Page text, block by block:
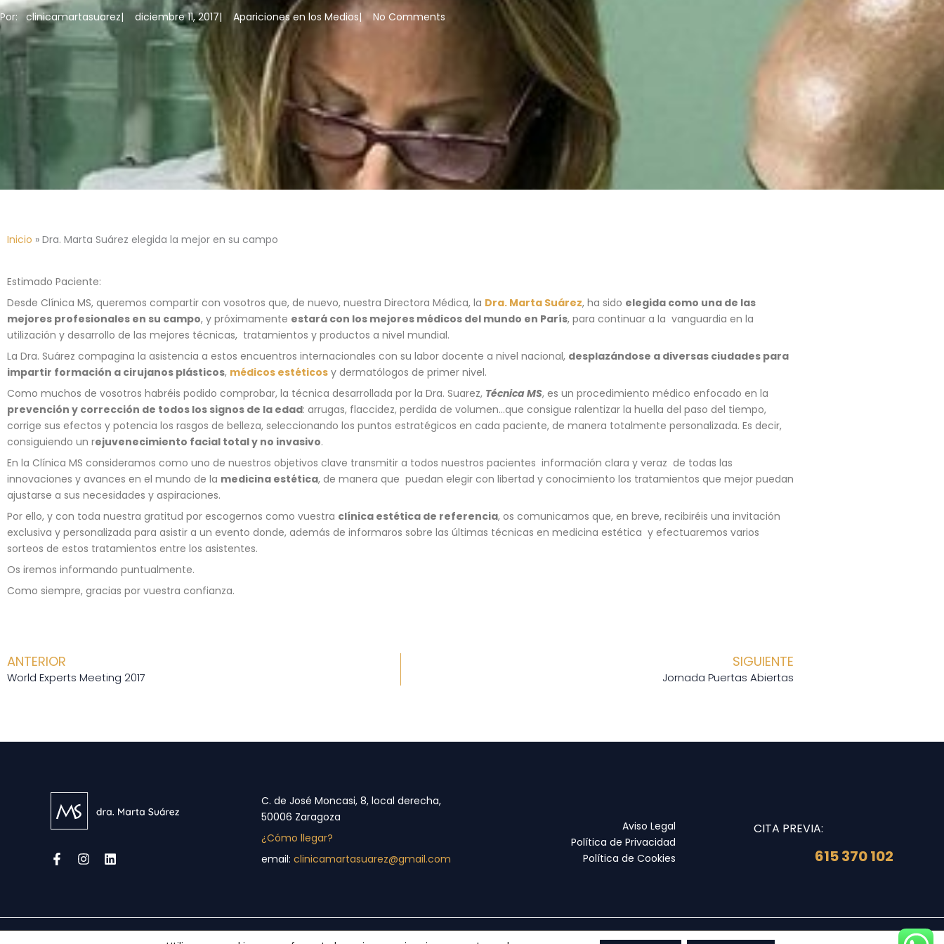
Por: clinicamartasuarez| diciembre 11, 2017| Apariciones en los Medios| No Comments
Inicio » Dra. Marta Suárez elegida la mejor en su campo
Estimado Paciente:
Desde Clínica MS, queremos compartir con vosotros que, de nuevo, nuestra Directora Médica, la Dra. Marta Suárez, ha sido elegida como una de las
mejores profesionales en su campo, y próximamente estará con los mejores médicos del mundo en París, para continuar a la vanguardia en la
utilización y desarrollo de las mejores técnicas, tratamientos y productos a nivel mundial.
La Dra. Suárez compagina la asistencia a estos encuentros internacionales con su labor docente a nivel nacional, desplazándose a diversas ciudades para
impartir formación a cirujanos plásticos, médicos estéticos y dermatólogos de primer nivel.
Como muchos de vosotros habréis podido comprobar, la técnica desarrollada por la Dra. Suarez, Técnica MS, es un procedimiento médico enfocado en la
prevención y corrección de todos los signos de la edad: arrugas, flaccidez, perdida de volumen…que consigue ralentizar la huella del paso del tiempo,
corrige sus efectos y potencia los rasgos de belleza, seleccionando los puntos estratégicos en cada paciente, de manera totalmente personalizada. Es decir,
consiguiendo un rejuvenecimiento facial total y no invasivo.
En la Clínica MS consideramos como uno de nuestros objetivos clave transmitir a todos nuestros pacientes información clara y veraz de todas las
innovaciones y avances en el mundo de la medicina estética, de manera que puedan elegir con libertad y conocimiento los tratamientos que mejor puedan
ajustarse a sus necesidades y aspiraciones.
Por ello, y con toda nuestra gratitud por escogernos como vuestra clínica estética de referencia, os comunicamos que, en breve, recibiréis una invitación
exclusiva y personalizada para asistir a un evento donde, además de informaros sobre las últimas técnicas en medicina estética y efectuaremos varios
sorteos de estos tratamientos entre los asistentes.
Os iremos informando puntualmente.
Como siempre, gracias por vuestra confianza.
ANTERIOR
World Experts Meeting 2017
SIGUIENTE
Jornada Puertas Abiertas
C. de José Moncasi, 8, local derecha,
50006 Zaragoza
¿Cómo llegar?
email: clinicamartasuarez@gmail.com
Aviso Legal
Política de Privacidad
Política de Cookies
CITA PREVIA:
615 370 102